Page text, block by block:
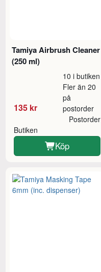
Tamiya Airbrush Cleaner
(250 ml)
135 kr
10 i butiken
Fler än 20
på
postorder
Butiken
Postorder
Köp